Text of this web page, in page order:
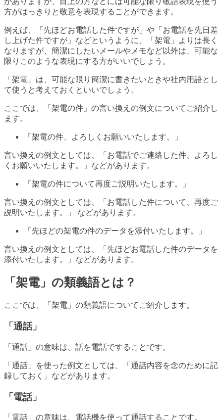
方がはっきりと敬意を表現することができます。
例えば、「先ほどお電話した件ですが」や「お電話を先日差
し上げた件ですが」などというように、「架電」よりは長く
なりますが、簡潔にしたいメールやメモなど以外は、可能な
限りこのような表現にする方がいいでしょう。
「架電」は、可能な限り簡潔に書きたいときや社内用語とし
て使うと考えておくといいでしょう。
ここでは、「架電の件」の言い換えの例文についてご紹介し
ます。
「架電の件、よろしくお願いいたします。」
言い換えの例文としては、「お電話でご連絡した件、よろし
くお願いいたします。」などがあります。
「架電の件について再度ご説明いたします。」
言い換えの例文としては、「お電話した件について、再度ご
説明いたします。」 などがあります。
「先ほどの架電の件のデータを添付いたします。」
言い換えの例文としては、「先ほどお電話した件のデータを
添付いたします。」などがあります。
「架電」の類義語とは？
ここでは、「架電」の類義語についてご紹介します。
「通話」
「通話」の意味は、話を電話ですることです。
「通話」を使った例文としては、「通話内容を念のために記
録しておく」などがあります。
「電話」
「電話」の意味は、電話機を使って通話することです。